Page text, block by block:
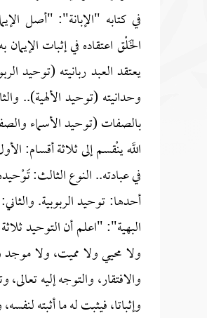
في كتابه "الإبانة": "أصل
الخَلْق اعتقاده في إثبات
يعتقد العبد ربانيته (توحيد
وحدانيته (توحيد الألهية)..
بالصفات (توحيد الأسماء
اللَّه ينْقسم إلى ثلاثة أقسام:
في عبادته.. النوع الثالث:
أحدها: توحيد الربوبية.
البهية": "اعلم أن التوحيد
ولا محيي ولا مميت، ولا موجد
والافتقار، والتوجه إليه
وإثباتا، فيثبت له ما أثبته